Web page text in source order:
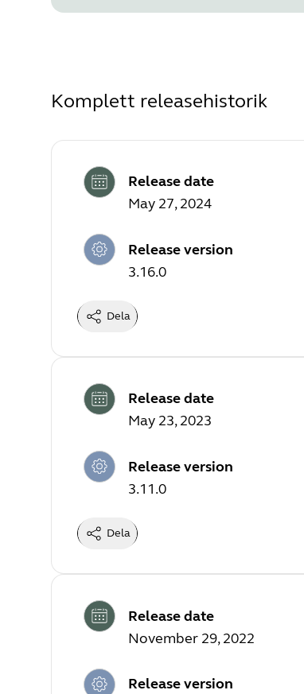
Komplett releasehistorik
Release date
May 27, 2024
Release version
3.16.0
Dela
Release date
May 23, 2023
Release version
3.11.0
Dela
Release date
November 29, 2022
Release version